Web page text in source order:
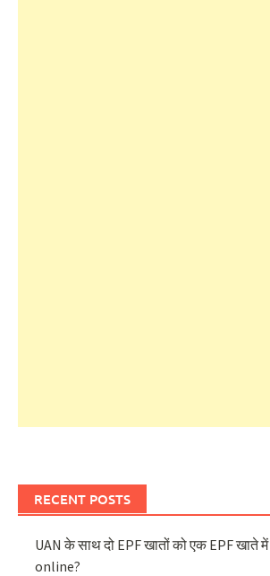
RECENT POSTS
UAN के साथ दो EPF खातों को एक EPF खाते
online?